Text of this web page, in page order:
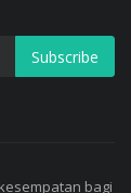
Subscribe
bagi